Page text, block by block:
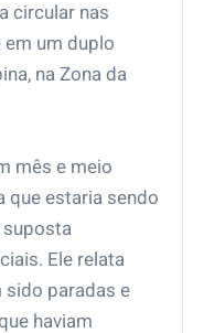
circular nas
um duplo
na Zona da
mês e meio
que estaria sendo
suposta
Ele relata
paradas e
haviam